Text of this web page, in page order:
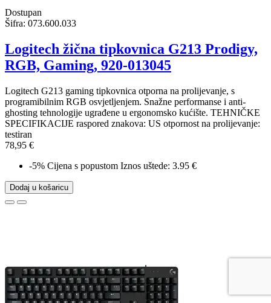
Dostupan
Šifra: 073.600.033
Logitech žična tipkovnica G213 Prodigy,
RGB, Gaming, 920-013045
Logitech G213 gaming tipkovnica otporna na prolijevanje, s
programibilnim RGB osvjetljenjem. Snažne performanse i anti-
ghosting tehnologije ugrađene u ergonomsko kućište. TEHNIČKE
SPECIFIKACIJE raspored znakova: US otpornost na prolijevanje:
testiran
78,95 €
-5% Cijena s popustom Iznos uštede: 3.95 €
Dodaj u košaricu